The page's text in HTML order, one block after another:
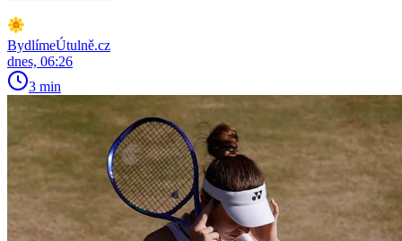
BydlímeÚtulně.cz
dnes, 06:26
3 min